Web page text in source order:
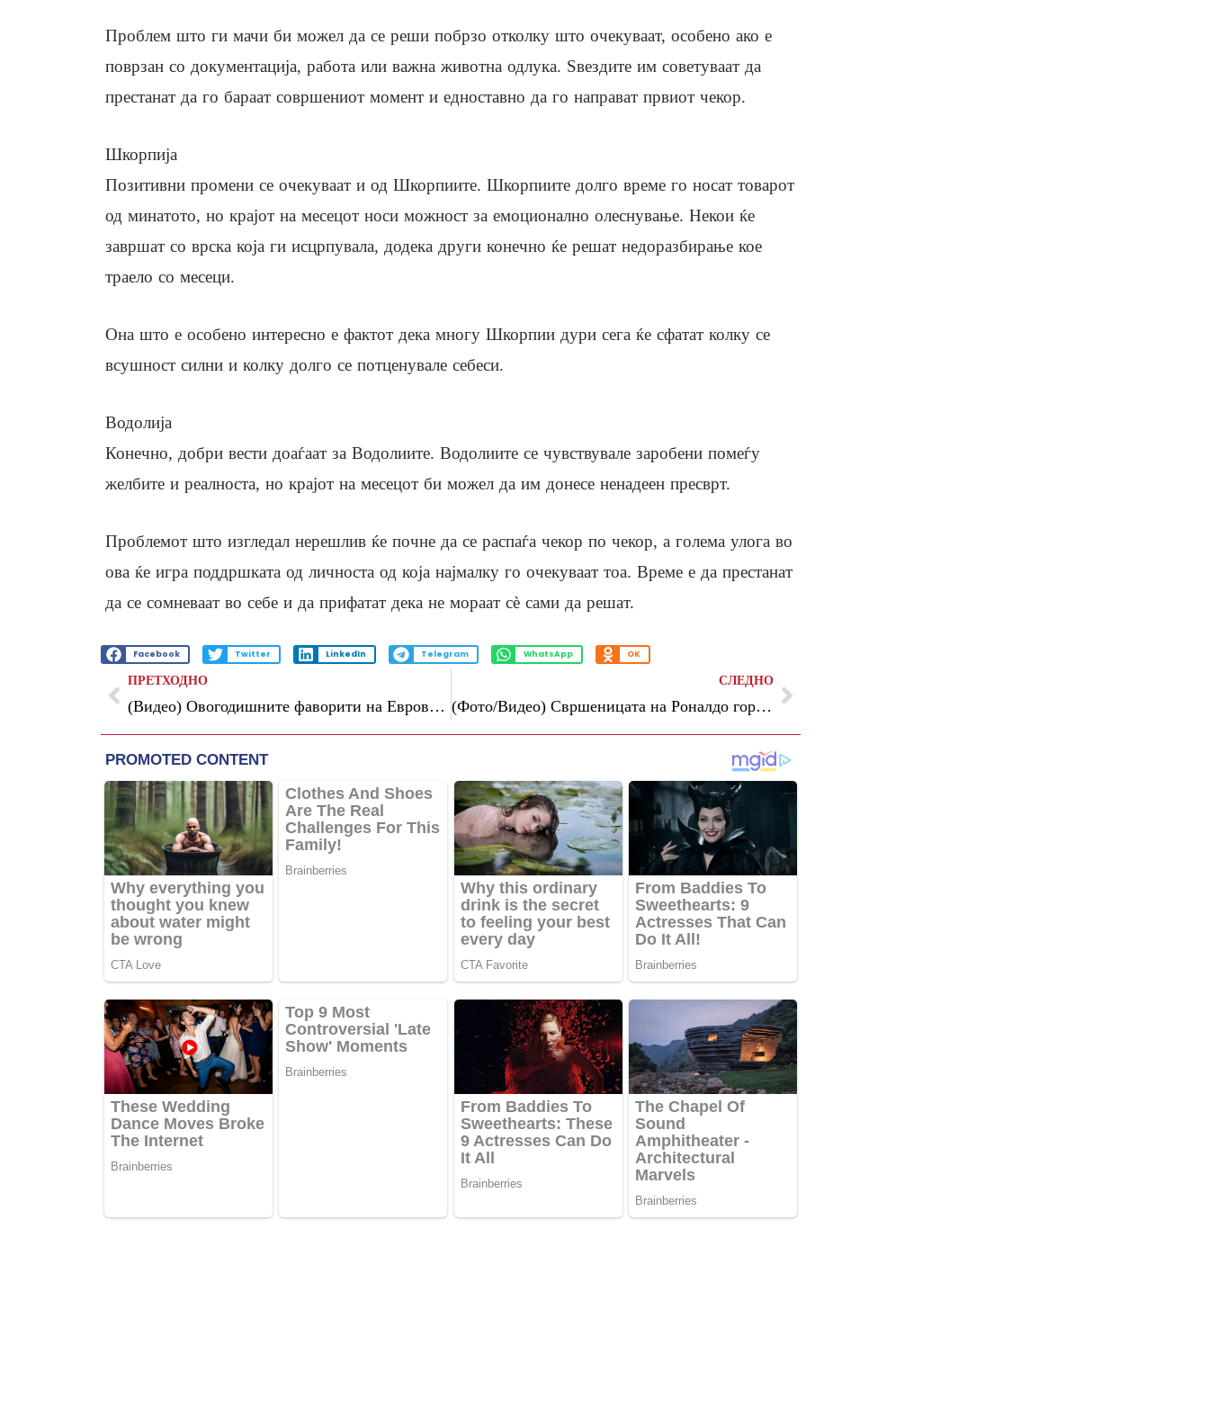
Проблем што ги мачи би можел да се реши побрзо отколку што очекуваат, особено ако е
поврзан со документација, работа или важна животна одлука. Ѕвездите им советуваат да
престанат да го бараат совршениот момент и едноставно да го направат првиот чекор.
Шкорпија
Позитивни промени се очекуваат и од Шкорпиите. Шкорпиите долго време го носат товарот
од минатото, но крајот на месецот носи можност за емоционално олеснување. Некои ќе
завршат со врска која ги исцрпувала, додека други конечно ќе решат недоразбирање кое
траело со месеци.
Она што е особено интересно е фактот дека многу Шкорпии дури сега ќе сфатат колку се
всушност силни и колку долго се потценувале себеси.
Водолија
Конечно, добри вести доаѓаат за Водолиите. Водолиите се чувствувале заробени помеѓу
желбите и реалноста, но крајот на месецот би можел да им донесе ненадеен пресврт.
Проблемот што изгледал нерешлив ќе почне да се распаѓа чекор по чекор, а голема улога во
ова ќе игра поддршката од личноста од која најмалку го очекуваат тоа. Време е да престанат
да се сомневаат во себе и да прифатат дека не мораат сè сами да решат.
Facebook Twitter LinkedIn Telegram WhatsApp OK
ПРЕТХОДНО
(Видео) Овогодишните фаворити на Евровизија се огласија со кратка порака откако стигнаа до финалето
СЛЕДНО
(Фото/Видео) Свршеницата на Роналдо гордо се соблече пред камера